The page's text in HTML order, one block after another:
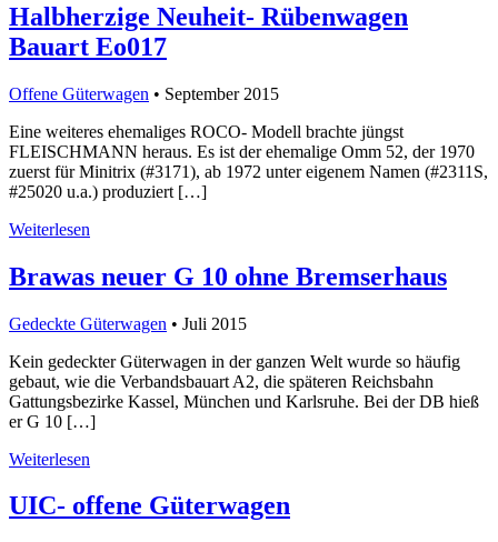
Halbherzige Neuheit- Rübenwagen
Bauart Eo017
Offene Güterwagen • September 2015
Eine weiteres ehemaliges ROCO- Modell brachte jüngst
FLEISCHMANN heraus. Es ist der ehemalige Omm 52, der 1970
zuerst für Minitrix (#3171), ab 1972 unter eigenem Namen (#2311S,
#25020 u.a.) produziert […]
Weiterlesen
Brawas neuer G 10 ohne Bremserhaus
Gedeckte Güterwagen • Juli 2015
Kein gedeckter Güterwagen in der ganzen Welt wurde so häufig
gebaut, wie die Verbandsbauart A2, die späteren Reichsbahn
Gattungsbezirke Kassel, München und Karlsruhe. Bei der DB hieß
er G 10 […]
Weiterlesen
UIC- offene Güterwagen